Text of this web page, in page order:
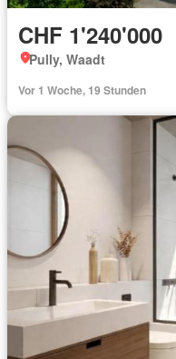
CHF 1'240'000
Pully, Waadt
Vor 1 Woche, 19 Stunden